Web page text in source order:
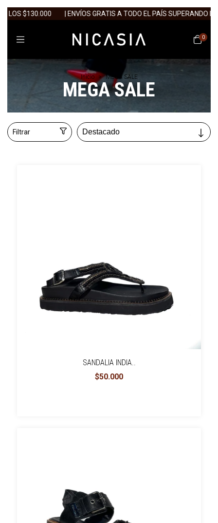
| ENVÍOS GRATIS A TODO EL PAÍS SUPERANDO LOS $130.000
0
Inicio > MEGA SALE
MEGA SALE
Filtrar
SANDALIA INDIA..
$50.000